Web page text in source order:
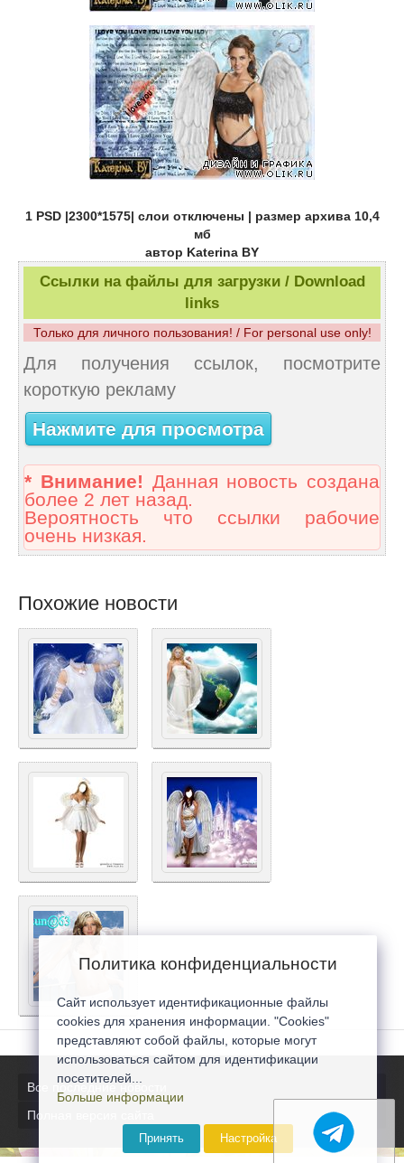
1 PSD |2300*1575| слои отключены | размер архива 10,4
мб
автор Katerina BY
Ссылки на файлы для загрузки / Download
links
Только для личного пользования! / For personal use only!
Для получения ссылок, посмотрите
короткую рекламу
Нажмите для просмотра
* Внимание! Данная новость создана
более 2 лет назад.
Вероятность что ссылки рабочие
очень низкая.
Похожие новости
Все последние новости
Полная версия сайта
Политика конфиденциальности
Сайт использует идентификационные файлы
cookies для хранения информации. "Cookies"
представляют собой файлы, которые могут
использоваться сайтом для идентификации
посетителей...
Больше информации
Принять Настройка